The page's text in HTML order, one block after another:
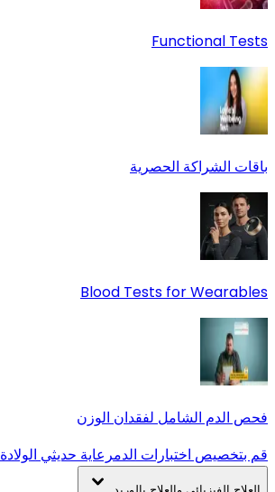
Functional Tests
باقات الشراكة الحصرية
Blood Tests for Wearables
فحص الدم الشامل لفقدان الوزن
قم بتخصيص اختبارات الدمرعاية حديثي